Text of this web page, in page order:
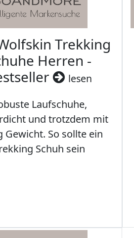
Trekking
Herren -
lesen
Laufschuhe,
und trotzdem mit
Gewicht. So sollte ein
Schuh sein